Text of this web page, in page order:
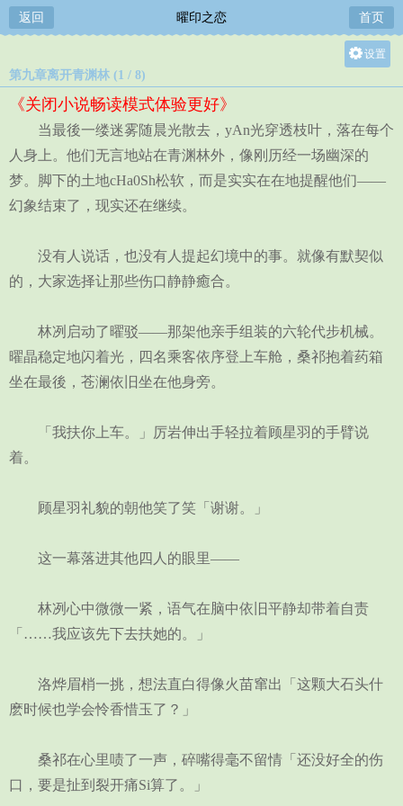
返回 曜印之恋 首页
设置
中
小
第九章离开青渊林 (1 / 8)
《关闭小说畅读模式体验更好》
当最後一缕迷雾随晨光散去，yAn光穿透枝叶，落在每个
人身上。他们无言地站在青渊林外，像刚历经一场幽深的
梦。脚下的土地cHa0Sh松软，而是实实在在地提醒他们——
幻象结束了，现实还在继续。
没有人说话，也没有人提起幻境中的事。就像有默契似
的，大家选择让那些伤口静静癒合。
林冽启动了曜驳——那架他亲手组装的六轮代步机械。
曜晶稳定地闪着光，四名乘客依序登上车舱，桑祁抱着药箱
坐在最後，苍澜依旧坐在他身旁。
「我扶你上车。」厉岩伸出手轻拉着顾星羽的手臂说
着。
顾星羽礼貌的朝他笑了笑「谢谢。」
这一幕落进其他四人的眼里——
林冽心中微微一紧，语气在脑中依旧平静却带着自责
「……我应该先下去扶她的。」
洛烨眉梢一挑，想法直白得像火苗窜出「这颗大石头什
麽时候也学会怜香惜玉了？」
桑祁在心里啧了一声，碎嘴得毫不留情「还没好全的伤
口，要是扯到裂开痛Si算了。」